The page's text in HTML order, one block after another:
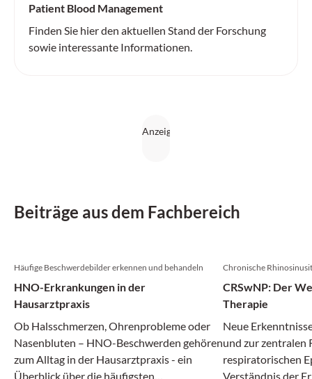
Patient Blood Management
Finden Sie hier den aktuellen Stand der Forschung
sowie interessante Informationen.
Beiträge aus dem Fachbereich
Häufige Beschwerdebilder erkennen und behandeln
HNO-Erkrankungen in der
Hausarztpraxis
Ob Halsschmerzen, Ohrenprobleme oder
Nasenbluten – HNO-Beschwerden gehören
zum Alltag in der Hausarztpraxis - ein
Überblick über die häufigsten
Chronische
CRSwNP: Der
Therapie
Neue
und zur zentralen
respiratorischen
Verständnis der